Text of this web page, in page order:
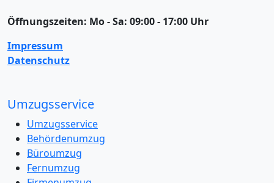
Öffnungszeiten: Mo - Sa: 09:00 - 17:00 Uhr
Impressum
Datenschutz
Umzugsservice
Umzugsservice
Behördenumzug
Büroumzug
Fernumzug